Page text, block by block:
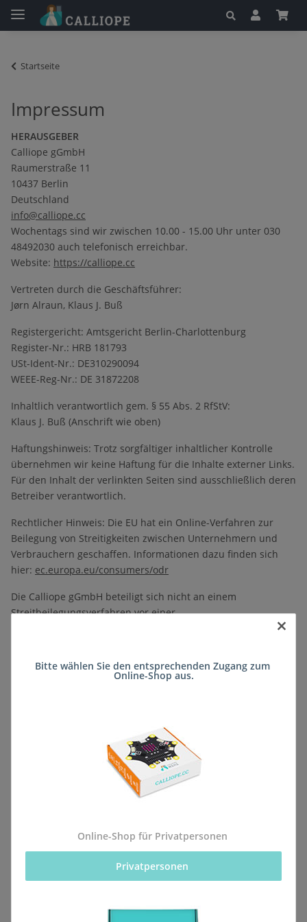
Startseite
Impressum
HERAUSGEBER
Calliope gGmbH
Raumerstraße 11
10437 Berlin
Deutschland
info@calliope.cc
Wochentags sind wir zwischen 10.00 - 15.00 Uhr unter 030
48492030 auch telefonisch erreichbar.
Website: https://calliope.cc
Ver­tre­ten durch die Ge­schäfts­füh­rer:
Jørn Alraun, Klaus J. Buß
Re­gis­ter­ge­richt: Amts­ge­richt Berlin-Charlottenburg
Re­gis­ter-Nr.: HRB 181793
USt-Ident-Nr.: DE310290094
WEEE-Reg-Nr.: DE 31872208
In­halt­lich ver­ant­wort­lich gem. § 55 Abs. 2 RfStV:
Klaus J. Buß (An­schrift wie oben)
Haftungshinweis: Trotz sorgfältiger inhaltlicher Kontrolle
übernehmen wir keine Haftung für die Inhalte externer Links.
Für den Inhalt der verlinkten Seiten sind ausschließlich deren
Betreiber verantwortlich.
Rechtlicher Hinweis: Die EU hat ein Online-Verfahren zur
Beilegung von Streitigkeiten zwischen Unternehmern und
Verbrauchern geschaffen. Informationen dazu finden sich
hier: ec.europa.eu/consumers/odr
Die Calliope gGmbH beteiligt sich nicht an einem
Streitbeilegungsverfahren vor einer
Datenschutz ist uns wichtig! Unsere Datenschutzerklärung
Die Inhalte dieser Website und der zugehörigen Sonderseiten
werden mit größtmöglicher Sorgfalt recherchiert und
implementiert. Fehler sind dennoch nicht auszuschließen.
Hinweise und Korrekturen senden Sie bitte an eine der hier
aufgeführten Adressen (Kontakt). Eine Haftung für die
kann trotz sorgfältiger Prüfung nicht übernommen werden.
Calliope gGmbH übernimmt insbesondere keinerlei Haftung
für eventuelle Schäden oder Konsequenzen, die durch die
direkte oder indirekte Nutzung der angebotenen Inhalte
Calliope ist als Inhaltsanbieter für die eigenen Inhalte, die es
×
Bitte wählen Sie den entsprechenden Zugang zum
Online-Shop aus.
Online-Shop für Privatpersonen
Privatpersonen